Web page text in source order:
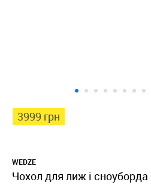
3999 грн
WEDZE
Чохол для лиж і